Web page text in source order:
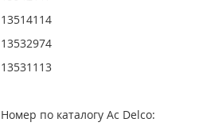
13514114
13532974
13531113
Номер по каталогу Ac Delco: